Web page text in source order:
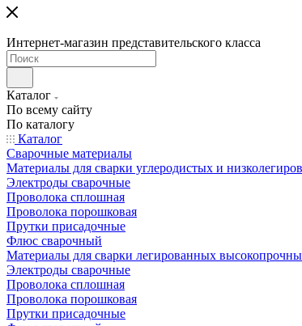
Интернет-магазин представительского класса
Каталог
По всему сайту
По каталогу
Каталог
Сварочные материалы
Материалы для сварки углеродистых и
Электроды сварочные
Проволока сплошная
Проволока порошковая
Прутки присадочные
Флюс сварочный
Материалы для сварки легированных
Электроды сварочные
Проволока сплошная
Проволока порошковая
Прутки присадочные